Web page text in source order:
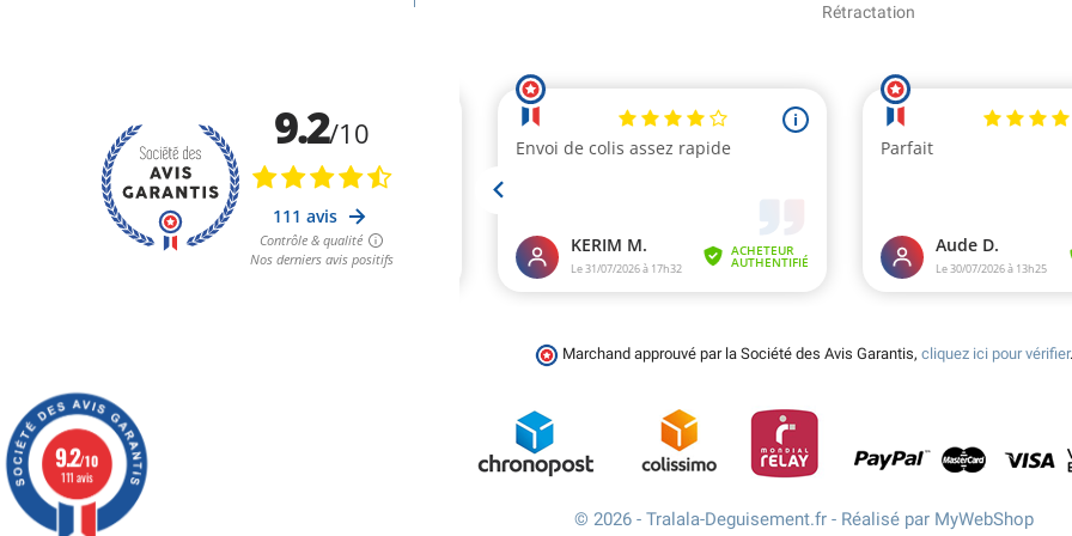
Rétractation
Marchand approuvé par la Société des Avis Garantis, cliquez ici pour vérifier.
© 2026 - Tralala-Deguisement.fr - Réalisé par MyWebShop
9.2/10
111 avis